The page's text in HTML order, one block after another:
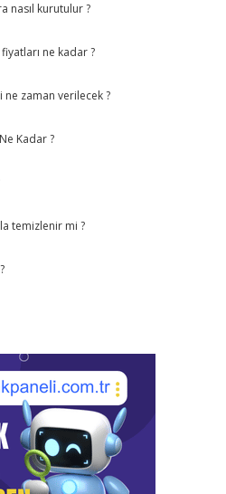
nasıl kurutulur ?
ne kadar ?
ne zaman verilecek ?
Kadar ?
temizlenir mi ?